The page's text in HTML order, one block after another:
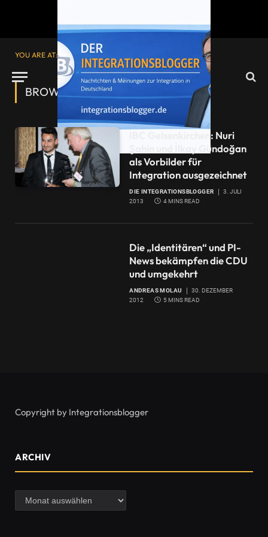
YOU ARE AT: Startseite»
BROWSING:RUPRECHT POLENZ
IBC Gelsenkirchen: Nuri
Şahin und İlkay Gündoğan
als Vorbilder für
Integration ausgezeichnet
DIE INTEGRATIONSBLOGGER
3. JULI
2013
4 MINS READ
Die „Identitären“ und PI-
News bekämpfen die CDU
und umgekehrt
ANDREAS MOLAU
30. DEZEMBER
2012
5 MINS READ
Copyright by Integrationsblogger
ARCHIV
Archiv